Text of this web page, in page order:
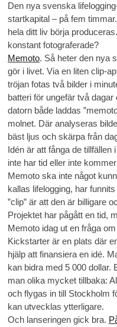
Den nya svenska
startkapital – på fem
hela ditt liv börja
konstant fotograferade?
Memoto. Så heter den nya
gör i livet. Via en liten clip-
tröjan fotas två bilder i
batteri för ungefär två
datorn både laddas
molnet. Där analyseras
bäst ljus och skärpa från
Idén är att fånga de
inte har tid eller inte
Memoto ska inte något
kallas lifelogging, har
”clip” är att den är billigare
Projektet har pågått en tid,
Memoto idag ut en fråga
Kickstarter är en plats där
hjälp att finansiera en idé.
kan bidra med 5 000 dollar.
man olika mycket tillbaka:
och flygas in till Stockholm
kan utvecklas ytterligare.
Och lanseringen gick bra.